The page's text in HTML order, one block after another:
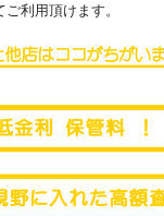
利用頂けます。